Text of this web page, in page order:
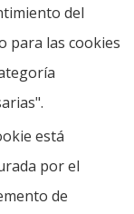
del
para las cookies
está
por el
de